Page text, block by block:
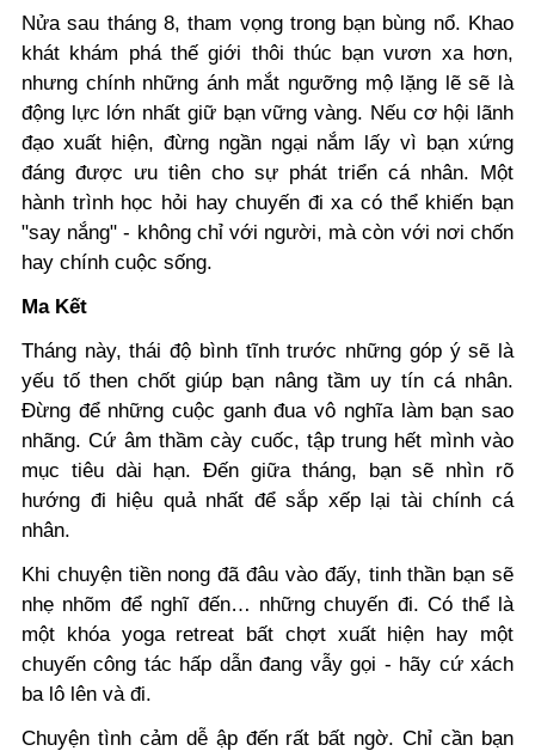
Nửa sau tháng 8, tham vọng trong bạn bùng nổ. Khao
khát khám phá thế giới thôi thúc bạn vươn xa hơn,
nhưng chính những ánh mắt ngưỡng mộ lặng lẽ sẽ là
động lực lớn nhất giữ bạn vững vàng. Nếu cơ hội lãnh
đạo xuất hiện, đừng ngần ngại nắm lấy vì bạn xứng
đáng được ưu tiên cho sự phát triển cá nhân. Một
hành trình học hỏi hay chuyến đi xa có thể khiến bạn
"say nắng" - không chỉ với người, mà còn với nơi chốn
hay chính cuộc sống.
Ma Kết
Tháng này, thái độ bình tĩnh trước những góp ý sẽ là
yếu tố then chốt giúp bạn nâng tầm uy tín cá nhân.
Đừng để những cuộc ganh đua vô nghĩa làm bạn sao
nhãng. Cứ âm thầm cày cuốc, tập trung hết mình vào
mục tiêu dài hạn. Đến giữa tháng, bạn sẽ nhìn rõ
hướng đi hiệu quả nhất để sắp xếp lại tài chính cá
nhân.
Khi chuyện tiền nong đã đâu vào đấy, tinh thần bạn sẽ
nhẹ nhõm để nghĩ đến… những chuyến đi. Có thể là
một khóa yoga retreat bất chợt xuất hiện hay một
chuyến công tác hấp dẫn đang vẫy gọi - hãy cứ xách
ba lô lên và đi.
Chuyện tình cảm dễ ập đến rất bất ngờ. Chỉ cần bạn